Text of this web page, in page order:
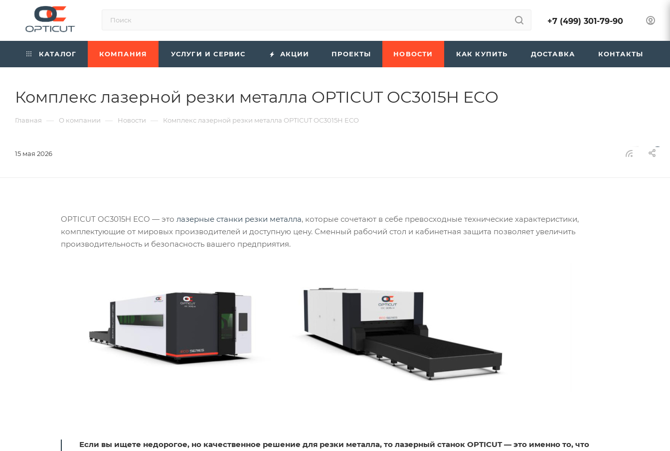
+7 (499) 301-79-90
КАТАЛОГ КОМПАНИЯ УСЛУГИ И СЕРВИС АКЦИИ ПРОЕКТЫ НОВОСТИ КАК КУПИТЬ ДОСТАВКА КОНТАКТЫ
Комплекс лазерной резки металла OPTICUT OC3015H ECO
Главная — О компании — Новости — Комплекс лазерной резки металла OPTICUT OC3015H ECO
15 мая 2026
OPTICUT OC3015H ECO — это лазерные станки резки металла, которые сочетают в себе превосходные технические характеристики,
комплектующие от мировых производителей и доступную цену. Сменный рабочий стол и кабинетная защита позволяет увеличить
производительность и безопасность вашего предприятия.
Если вы ищете недорогое, но качественное решение для резки металла, то лазерный станок OPTICUT — это именно то, что